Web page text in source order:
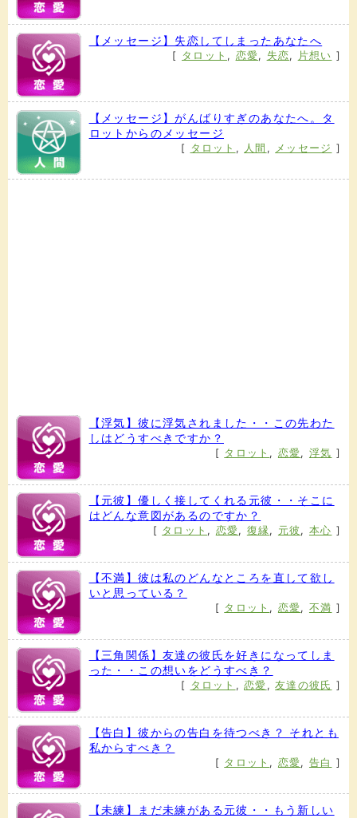
【メッセージ】失恋してしまったあなたへ
[ タロット , 恋愛, 失恋, 片想い ]
【メッセージ】がんばりすぎのあなたへ。タ
ロットからのメッセージ
[ タロット , 人間 , メッセージ ]
【浮気】彼に浮気されました・・この先わた
しはどうすべきですか？
[ タロット , 恋愛, 浮気 ]
【元彼】優しく接してくれる元彼・・そこに
はどんな意図があるのですか？
[ タロット , 恋愛, 復縁, 元彼 , 本心 ]
【不満】彼は私のどんなところを直して欲し
いと思っている？
[ タロット , 恋愛, 不満 ]
【三角関係】友達の彼氏を好きになってしま
った・・この想いをどうすべき？
[ タロット ,恋愛 ,友達の彼氏 ]
【告白】彼からの告白を待つべき？ それとも
私からすべき？
[ タロット , 恋愛, 告白 ]
【未練】まだ未練がある元彼・・もう新しい